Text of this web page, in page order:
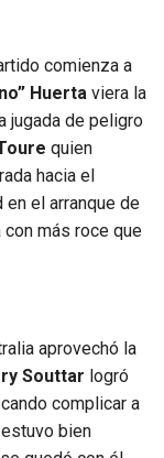
comienza a
Huerta viera la
jugada de peligro
quien
hacia el
el arranque de
más roce que
aprovechó la
Souttar logró
complicar a
estuvo bien